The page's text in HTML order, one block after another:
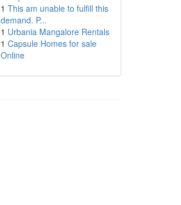
1 This am unable to fulfill this
demand. P...
1 Urbania Mangalore Rentals
1 Capsule Homes for sale
Online